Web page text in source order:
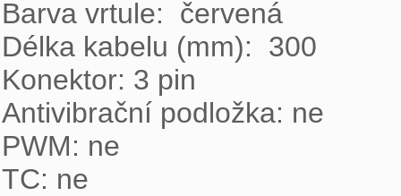
Barva vrtule:  červená
Délka kabelu (mm):  300
Konektor: 3 pin
Antivibrační podložka: ne
PWM: ne
TC: ne